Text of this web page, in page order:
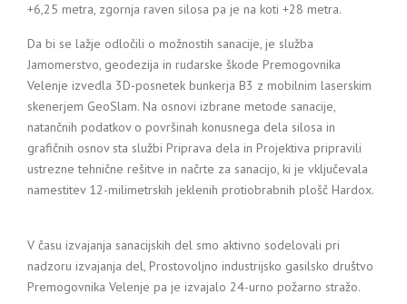
+6,25 metra, zgornja raven silosa pa je na koti +28 metra.
Da bi se lažje odločili o možnostih sanacije, je služba
Jamomerstvo, geodezija in rudarske škode Premogovnika
Velenje izvedla 3D-posnetek bunkerja B3 z mobilnim laserskim
skenerjem GeoSlam. Na osnovi izbrane metode sanacije,
natančnih podatkov o površinah konusnega dela silosa in
grafičnih osnov sta službi Priprava dela in Projektiva pripravili
ustrezne tehnične rešitve in načrte za sanacijo, ki je vključevala
namestitev 12-milimetrskih jeklenih protiobrabnih plošč Hardox.
V času izvajanja sanacijskih del smo aktivno sodelovali pri
nadzoru izvajanja del, Prostovoljno industrijsko gasilsko društvo
Premogovnika Velenje pa je izvajalo 24-urno požarno stražo.